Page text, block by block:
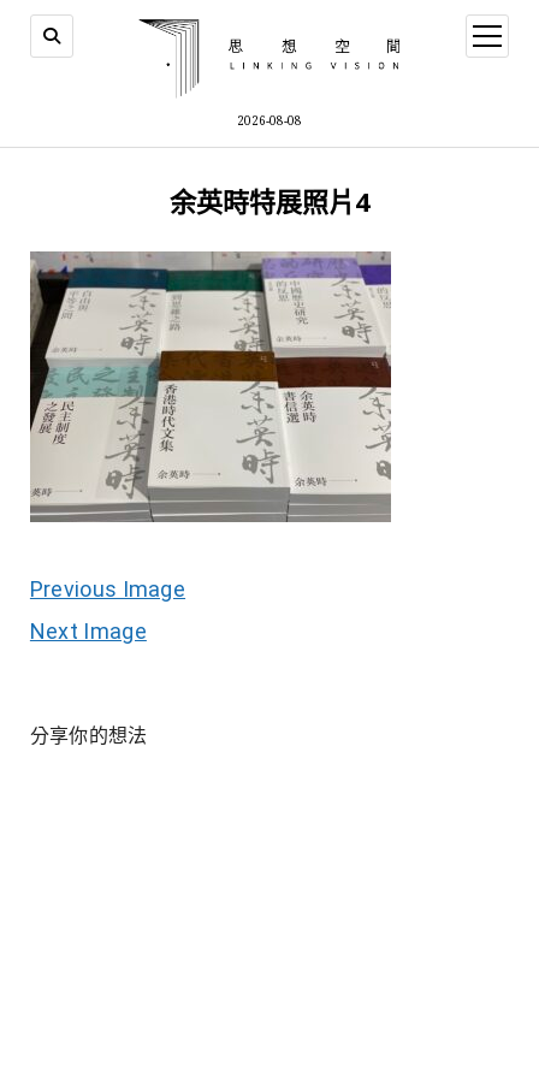
2026-08-08
open
menu
余英時特展照片4
Previous Image
Next Image
分享你的想法